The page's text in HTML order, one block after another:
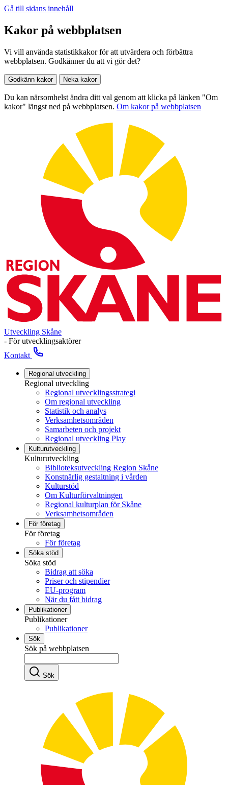
Gå till sidans innehåll
Kakor på webbplatsen
Vi vill använda statistikkakor för att utvärdera och förbättra
webbplatsen. Godkänner du att vi gör det?
Godkänn kakor Neka kakor
Du kan närsomhelst ändra ditt val genom att klicka på länken "Om
kakor" längst ned på webbplatsen. Om kakor på webbplatsen
Utveckling Skåne
- För utvecklingsaktörer
Kontakt
Regional utveckling
Regional utveckling
Regional utvecklingsstrategi
Om regional utveckling
Statistik och analys
Verksamhetsområden
Samarbeten och projekt
Regional utveckling Play
Kulturutveckling
Kulturutveckling
Biblioteksutveckling Region Skåne
Konstnärlig gestaltning i vården
Kulturstöd
Om Kulturförvaltningen
Regional kulturplan för Skåne
Verksamhetsområden
För företag
För företag
För företag
Söka stöd
Söka stöd
Bidrag att söka
Priser och stipendier
EU-program
När du fått bidrag
Publikationer
Publikationer
Publikationer
Sök
Sök på webbplatsen
Sök